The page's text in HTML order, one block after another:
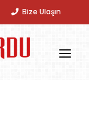
Bize Ulaşın